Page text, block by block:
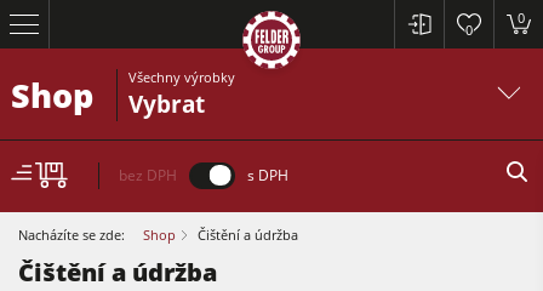
0
0
Shop Všechny výrobky
Vybrat
bez DPH s DPH
Nacházíte se zde: Shop Čištění a údržba
Čištění a údržba